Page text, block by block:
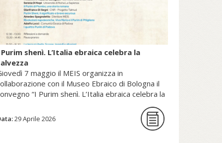
shenì. L’Italia ebraica celebra la
7 maggio il MEIS organizza in
con il Museo Ebraico di Bologna il
“I Purim shenì. L’Italia ebraica celebra la
29 Aprile 2026